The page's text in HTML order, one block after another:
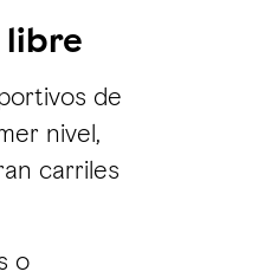
de
nivel,
carriles
o